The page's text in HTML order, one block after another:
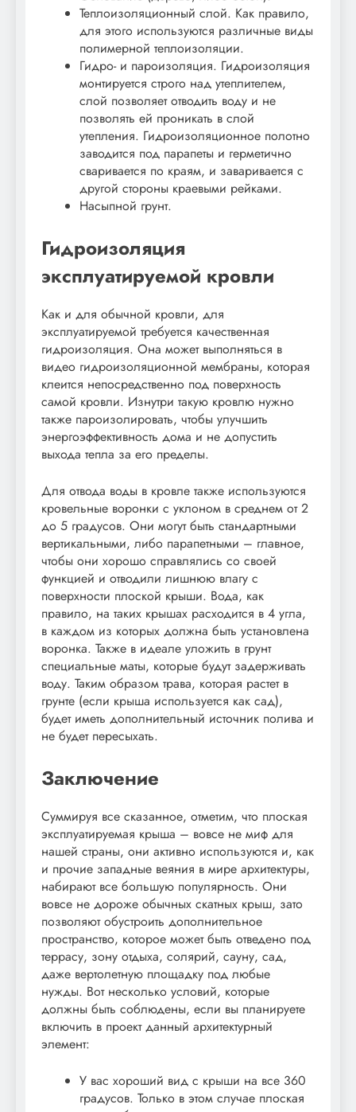
Теплоизоляционный слой. Как правило,
для этого используются различные виды
полимерной теплоизоляции.
Гидро- и пароизоляция. Гидроизоляция
монтируется строго над утеплителем,
слой позволяет отводить воду и не
позволять ей проникать в слой
утепления. Гидроизоляционное полотно
заводится под парапеты и герметично
сваривается по краям, и заваривается с
другой стороны краевыми рейками.
Насыпной грунт.
Гидроизоляция
эксплуатируемой кровли
Как и для обычной кровли, для
эксплуатируемой требуется качественная
гидроизоляция. Она может выполняться в
видео гидроизоляционной мембраны, которая
клеится непосредственно под поверхность
самой кровли. Изнутри такую кровлю нужно
также пароизолировать, чтобы улучшить
энергоэффективность дома и не допустить
выхода тепла за его пределы.
Для отвода воды в кровле также используются
кровельные воронки с уклоном в среднем от 2
до 5 градусов. Они могут быть стандартными
вертикальными, либо парапетными – главное,
чтобы они хорошо справлялись со своей
функцией и отводили лишнюю влагу с
поверхности плоской крыши. Вода, как
правило, на таких крышах расходится в 4 угла,
в каждом из которых должна быть установлена
воронка. Также в идеале уложить в грунт
специальные маты, которые будут задерживать
воду. Таким образом трава, которая растет в
грунте (если крыша используется как сад),
будет иметь дополнительный источник полива и
не будет пересыхать.
Заключение
Суммируя все сказанное, отметим, что плоская
эксплуатируемая крыша – вовсе не миф для
нашей страны, они активно используются и, как
и прочие западные веяния в мире архитектуры,
набирают все большую популярность. Они
вовсе не дороже обычных скатных крыш, зато
позволяют обустроить дополнительное
пространство, которое может быть отведено под
террасу, зону отдыха, солярий, сауну, сад,
даже вертолетную площадку под любые
нужды. Вот несколько условий, которые
должны быть соблюдены, если вы планируете
включить в проект данный архитектурный
элемент:
У вас хороший вид с крыши на все 360
градусов. Только в этом случае плоская